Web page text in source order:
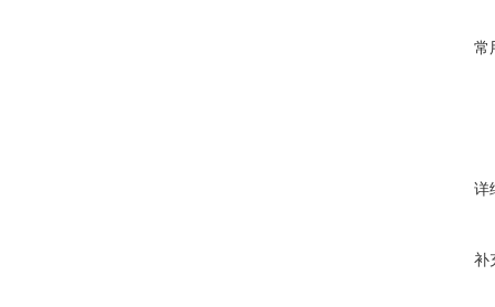
常
详
补